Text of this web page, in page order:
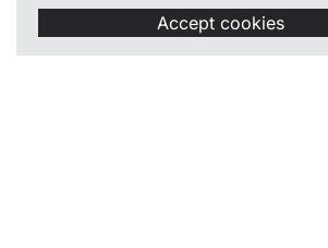
Accept cookies